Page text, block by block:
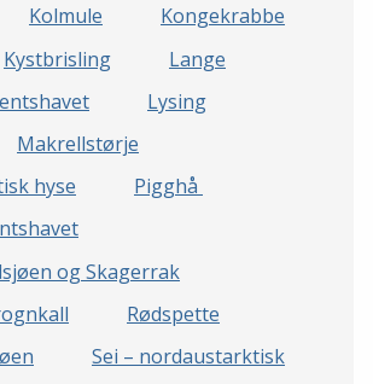
Kolmule
Kongekrabbe
Kystbrisling
Lange
Lysing
Makrellstørje
hyse
Pigghå
og Skagerrak
Rødspette
Sei – nordaustarktisk